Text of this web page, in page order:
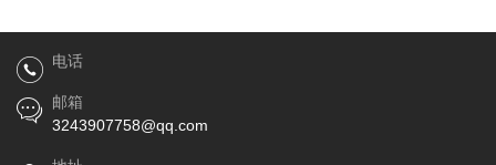
电话
邮箱
3243907758@qq.com